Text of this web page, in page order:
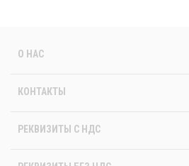
О НАС
КОНТАКТЫ
РЕКВИЗИТЫ C НДС